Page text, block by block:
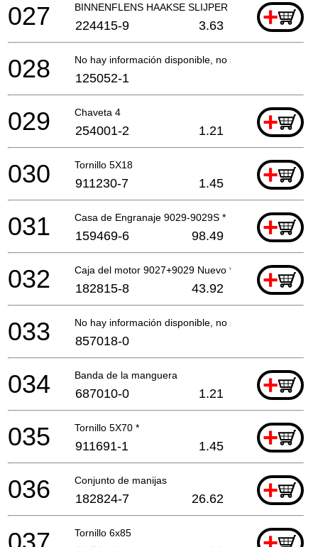
BINNENFLENS HAAKSE SLIJPER EN +
027 224415-9 3.63
No hay información disponible, no se puede pedir
028 125052-1
Chaveta 4 +
029 254001-2 1.21
Tornillo 5X18 +
030 911230-7 1.45
Casa de Engranaje 9029-9029S * +
031 159469-6 98.49
Caja del motor 9027+9029 Nuevo * +
032 182815-8 43.92
No hay información disponible, no se puede pedir
033 857018-0
Banda de la manguera +
034 687010-0 1.21
Tornillo 5X70 * +
035 911691-1 1.45
Conjunto de manijas +
036 182824-7 26.62
Tornillo 6x85